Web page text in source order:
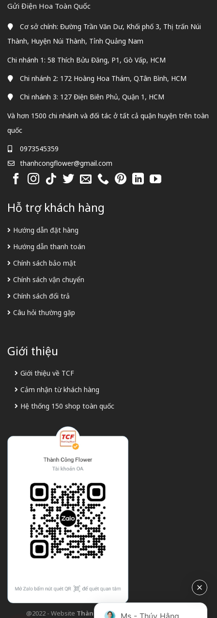
Gửi Điện Hoa Toàn Quốc
Cơ sở chính: Đường Trần Văn Dư, Khối phố 3, Thị trấn Núi
Thành, Huyện Núi Thành, Tỉnh Quảng Nam
Chi nhánh 1: 58 Thích Bửu Đăng, P1, Gò Vấp, HCM
Chi nhánh 2: 172 Hoàng Hoa Thám, Q.Tân Bình, HCM
Chi nhánh 3: 127 Điện Biên Phủ, Quận 1, HCM
Và hơn 1500 chi nhánh và đối tác ở tất cả quận huyện trên toàn
quốc
0973545359
thanhcongflower@gmail.com
Hỗ trợ khách hàng
Hướng dẫn đặt hàng
Hướng dẫn thanh toán
Chính sách bảo mật
Chính sách vận chuyển
Chính sách đổi trả
Câu hỏi thường gặp
Giới thiệu
Giới thiệu về TCF
Cảm nhận từ khách hàng
Hệ thống 150 shop toàn quốc
@2022 - Website Thành Công Flower| Design bởi
Ms - Thúy Hằng